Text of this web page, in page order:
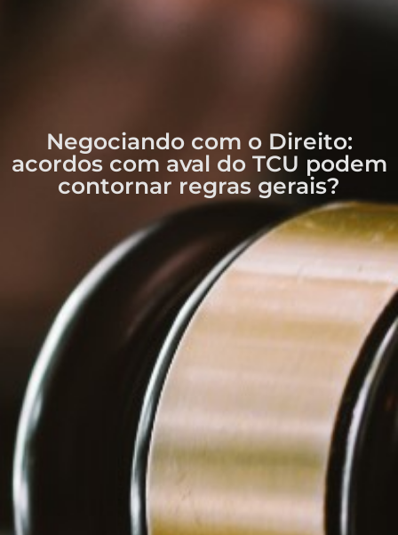
Negociando com o Direito:
acordos com aval do TCU podem
contornar regras gerais?